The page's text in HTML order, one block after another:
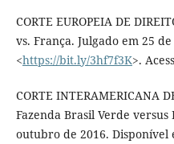
CORTE EUROPEIA DE
vs. França. Julgado em 25
<https://bit.ly/3hf7f3K>.
CORTE INTERAMERICANA
Fazenda Brasil Verde versus
outubro de 2016. Disponível